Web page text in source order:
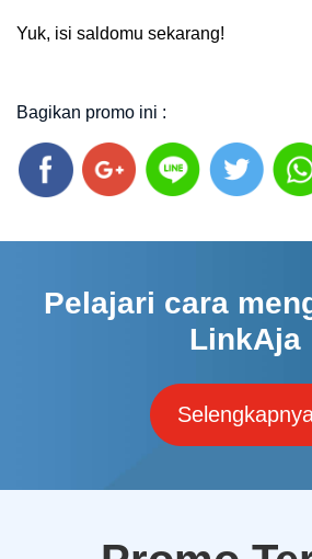
Yuk, isi saldomu sekarang!
Bagikan promo ini :
Pelajari cara
LinkAja